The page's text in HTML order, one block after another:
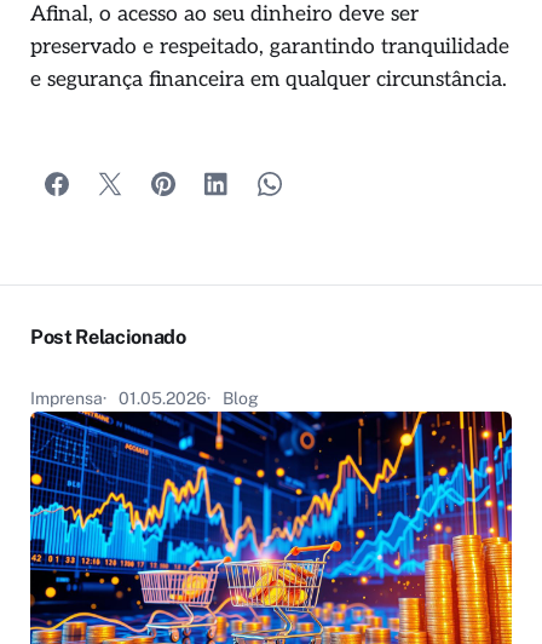
Afinal, o acesso ao seu dinheiro deve ser
preservado e respeitado, garantindo tranquilidade
e segurança financeira em qualquer circunstância.
Post Relacionado
Imprensa 01.05.2026 Blog